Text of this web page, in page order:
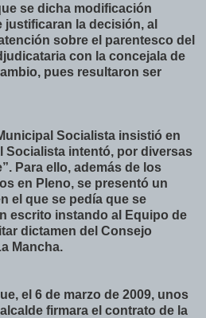
se dicha modificación
la decisión, al
sobre el parentesco del
con la concejala de
pues resultaron ser
Socialista insistió en
Socialista intentó, por diversas
Para ello, además de los
en Pleno, se presentó un
el que se pedía que se
escrito instando al Equipo de
dictamen del Consejo
Mancha.
el 6 de marzo de 2009, unos
firmara el contrato de la